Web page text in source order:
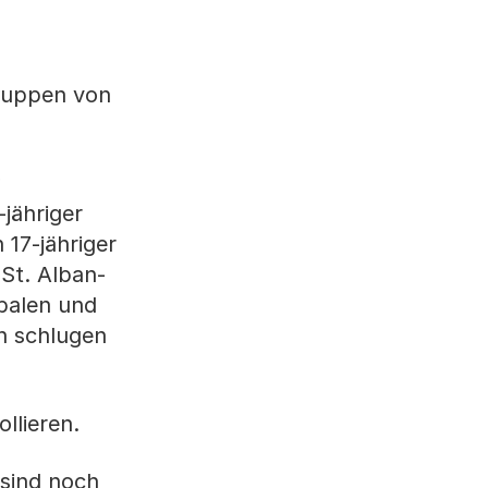
von
17-jähriger
Alban-
und
schlugen
noch